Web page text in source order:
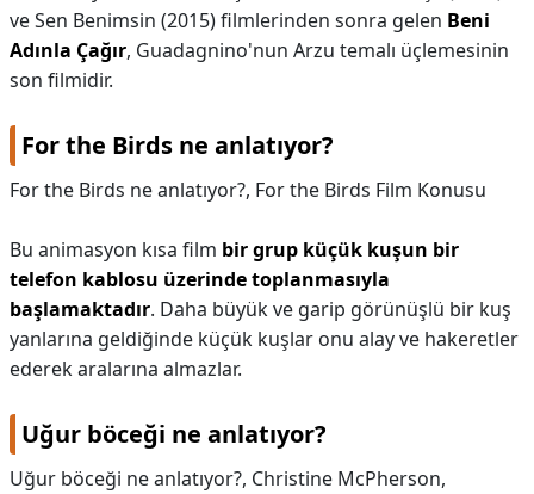
ve Sen Benimsin (2015) filmlerinden sonra gelen Beni
Adınla Çağır, Guadagnino'nun Arzu temalı üçlemesinin
son filmidir.
For the Birds ne anlatıyor?
For the Birds ne anlatıyor?, For the Birds Film Konusu
Bu animasyon kısa film bir grup küçük kuşun bir
telefon kablosu üzerinde toplanmasıyla
başlamaktadır. Daha büyük ve garip görünüşlü bir kuş
yanlarına geldiğinde küçük kuşlar onu alay ve hakeretler
ederek aralarına almazlar.
Uğur böceği ne anlatıyor?
Uğur böceği ne anlatıyor?, Christine McPherson,